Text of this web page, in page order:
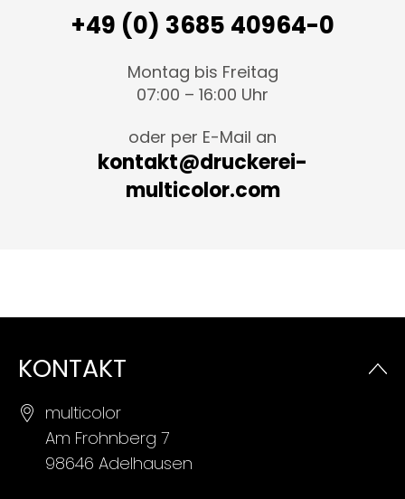
+49 (0) 3685 40964-0
Montag bis Freitag
07:00 – 16:00 Uhr
oder per E-Mail an
kontakt@druckerei-
multicolor.com
KONTAKT
multicolor
Am Frohnberg 7
98646 Adelhausen